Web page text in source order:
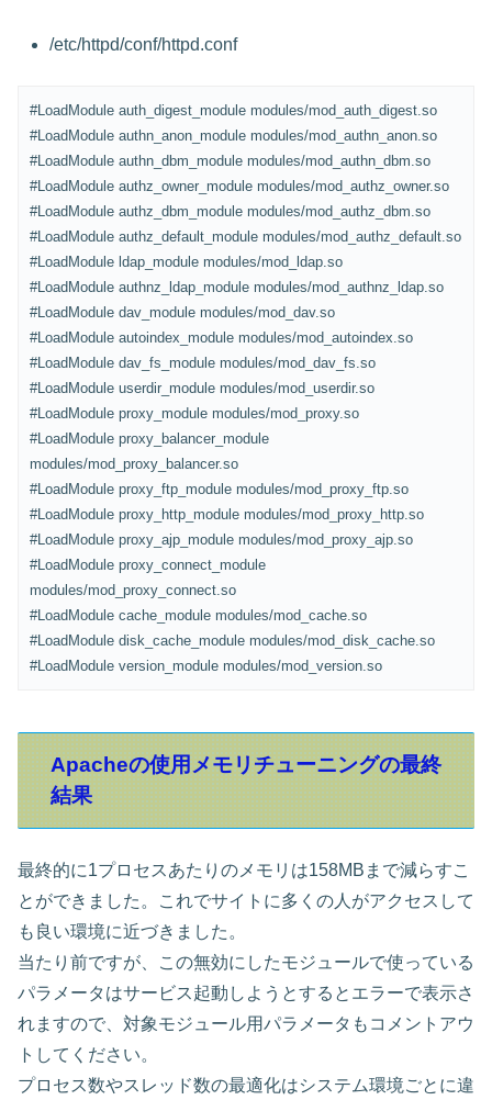
/etc/httpd/conf/httpd.conf
#LoadModule auth_digest_module modules/mod_auth_digest.so
#LoadModule authn_anon_module modules/mod_authn_anon.so
#LoadModule authn_dbm_module modules/mod_authn_dbm.so
#LoadModule authz_owner_module modules/mod_authz_owner.so
#LoadModule authz_dbm_module modules/mod_authz_dbm.so
#LoadModule authz_default_module modules/mod_authz_default.so
#LoadModule ldap_module modules/mod_ldap.so
#LoadModule authnz_ldap_module modules/mod_authnz_ldap.so
#LoadModule dav_module modules/mod_dav.so
#LoadModule autoindex_module modules/mod_autoindex.so
#LoadModule dav_fs_module modules/mod_dav_fs.so
#LoadModule userdir_module modules/mod_userdir.so
#LoadModule proxy_module modules/mod_proxy.so
#LoadModule proxy_balancer_module
modules/mod_proxy_balancer.so
#LoadModule proxy_ftp_module modules/mod_proxy_ftp.so
#LoadModule proxy_http_module modules/mod_proxy_http.so
#LoadModule proxy_ajp_module modules/mod_proxy_ajp.so
#LoadModule proxy_connect_module
modules/mod_proxy_connect.so
#LoadModule cache_module modules/mod_cache.so
#LoadModule disk_cache_module modules/mod_disk_cache.so
#LoadModule version_module modules/mod_version.so
Apacheの使用メモリチューニングの最終
結果
最終的に1プロセスあたりのメモリは158MBまで減らすこ
とができました。これでサイトに多くの人がアクセスして
も良い環境に近づきました。
当たり前ですが、この無効にしたモジュールで使っている
パラメータはサービス起動しようとするとエラーで表示さ
れますので、対象モジュール用パラメータもコメントアウ
トしてください。
プロセス数やスレッド数の最適化はシステム環境ごとに違